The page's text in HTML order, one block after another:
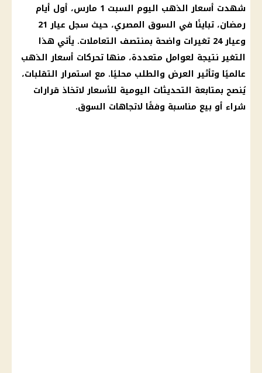
شهدت أسعار الذهب اليوم السبت 1 مارس،
أول أيام
رمضان، تباينًا في السوق المصري، حيث سجل عيار 21
وعيار 24 تغيرات واضحة بمنتصف التعاملات. يأتي هذا
التغير نتيجة لعوامل متعددة، منها تحركات أسعار الذهب
عالميًا وتأثير العرض والطلب محليًا. مع استمرار التقلبات،
يُنصح بمتابعة التحديثات اليومية للأسعار لاتخاذ قرارات
شراء أو بيع مناسبة وفقًا لاتجاهات السوق.